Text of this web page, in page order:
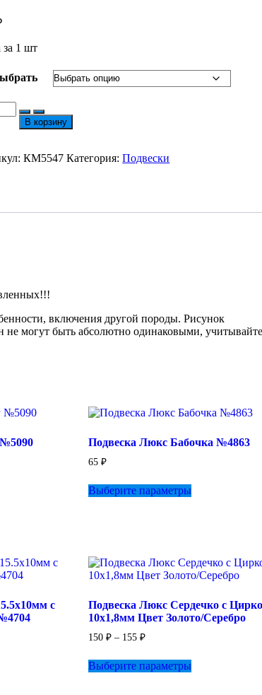
за 1 шт
В корзину
КМ5547 Категория:Подвески
включения другой породы. Рисунок
не могут быть абсолютно одинаковыми,
Подвеска Люкс Бабочка №4863
65₽
Выберите параметры
выбрать
на
товара.
с
Подвеска Люкс Сердечко с
10х1,8мм Цвет Золото/Серебро
150₽ – 155₽Диапазон
150 ₽
–
Выберите параметры